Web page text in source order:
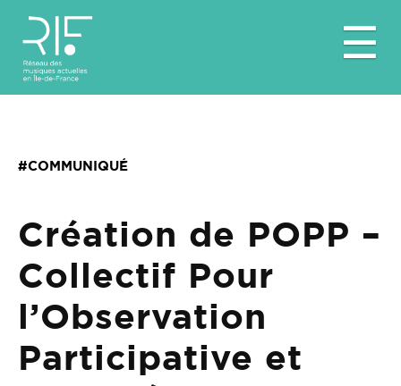
☰
#COMMUNIQUÉ
Création de POPP –
Collectif Pour
l’Observation
Participative et